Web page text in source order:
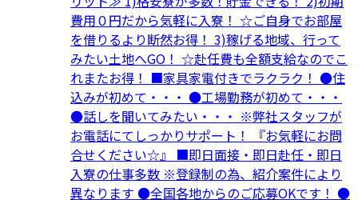
費用０円だから気軽に入寮！ ☆ご自身でお部屋
を借りるより断然お得！ 3)稼げる地域、行って
みたい土地へGO！ ☆赴任費も全額支給なのでこ
れまたお得！ ■家具家電付きでラクラク！ ●住
込みが初めて・・・ ●工場勤務が初めて・・・
●話しを聞いてみたい・・・ ※弊社スタッフが
お電話にてしっかりサポート！ 『お気軽にお問
合せください☆』 ■即日面接・即日赴任・即日
入寮の仕事多数 ※登録制の為、紹介案件により
異なります ●全国各地からのご応募OKです！ ●